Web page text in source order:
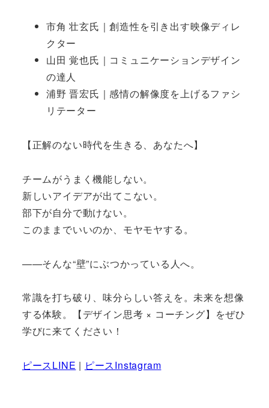
市角 壮玄氏｜創造性を引き出す映像ディレ
クター
山田 覚也氏｜コミュニケーションデザイン
の達人
浦野 晋宏氏｜感情の解像度を上げるファシ
リテーター
【正解のない時代を生きる、あなたへ】
チームがうまく機能しない。
新しいアイデアが出てこない。
部下が自分で動けない。
このままでいいのか、モヤモヤする。
——そんな“壁”にぶつかっている人へ。
常識を打ち破り、味分らしい答えを。未来を想像
する体験。【デザイン思考 × コーチング】をぜひ
学びに来てください！
ピースLINE | ピースInstagram